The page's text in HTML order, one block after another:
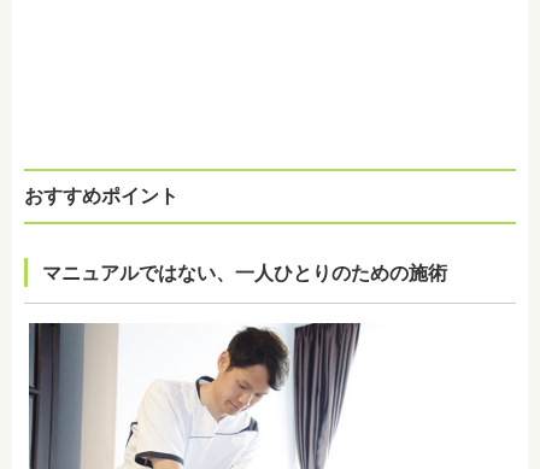
おすすめポイント
マニュアルではない、一人ひとりのための施術